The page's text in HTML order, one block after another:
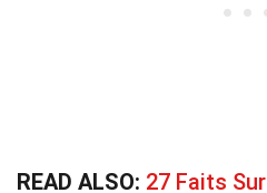
READ ALSO: 27 Faits